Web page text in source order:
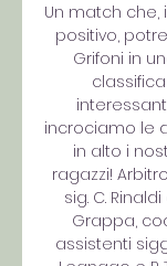
Un match che,
positivo,
Grifoni in
incrociamo le
in alto i
ragazzi!
sig. C.
Grappa,
assistenti